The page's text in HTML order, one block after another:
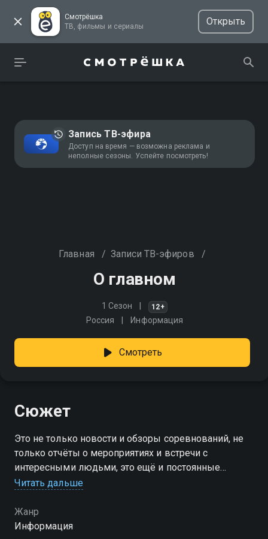
Смотрёшка
ТВ, фильмы и сериалы
Открыть
Запись ТВ-эфира
Доступ на время — возможна реклама и
неполные сезоны. Успейте посмотреть!
Главная / Записи ТВ-эфиров /
О главном
1 Сезон 12+
Россия Информация
Смотреть
Сюжет
Это не только новости и обзоры соревнований, не
только отчёты о мероприятиях и встречи с
интересными людьми, это ещё и постоянные
авторские рубрики от Станислава Радзишевского и
Читать дальше
Жанр
Информация